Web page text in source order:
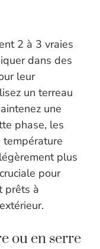
2 à 3 vraies
dans des
leur
un terreau
une
phase, les
température
plus
pour
prêts à
ou en serre